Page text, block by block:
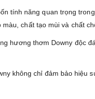
tính năng quan trọng
chất tạo mùi và chất
hương thơm Downy độc
không chỉ đảm bảo